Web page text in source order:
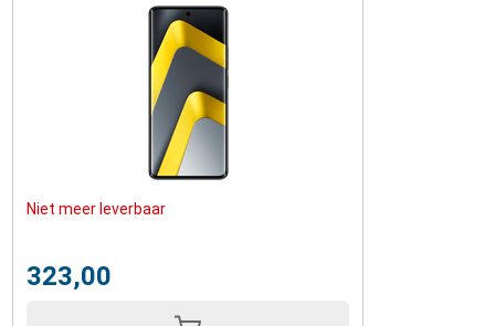
Niet meer leverbaar
323,00